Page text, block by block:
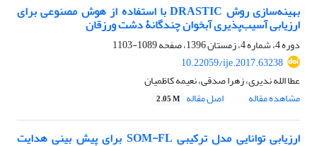
بهینه‌سازی روش DRASTIC با استفاده از هوش مصنوعی برای
ارزیابی آسیب‌پذیری آبخوان‏ چند‏گانۀ دشت ورزقان
دوره 4، شماره 4، زمستان 1396، صفحه
1089-1103
10.22059/ije.2017.63238
عطا الله ندیری، زهرا صدقی، نعیمه کاظمیان
مشاهده مقاله
اصل مقاله 2.05 M
ارزیابی توانایی مدل ترکیبی SOM-FL برای پیش ‏بینی هدایت